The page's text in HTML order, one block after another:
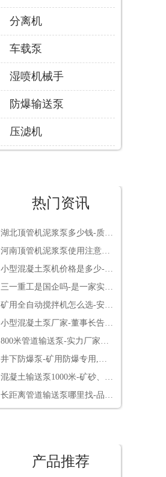
分离机
车载泵
湿喷机械手
防爆输送泵
压滤机
热门资讯
湖北顶管机泥浆泵多少钱-质量
决定价格[鲁科重工]
河南顶管机泥浆泵使用注意事
项-点击了解更多[鲁科重工]
小型混凝土泵机价格是多少-便
宜的同时还免费送配件[鲁科重
工]
三一重工是国企吗-是一家实在
的民营企业[三一重工]
矿用全自动搅拌机怎么选-安标
3.0电控系统更放心[耐立德]
小型混凝土泵厂家-董事长告诉
你如何借用网络营销包工程[鲁
科重工]
800米管道输送泵-实力厂家靠
谱[鲁科重工]
井下防爆泵-矿用防爆专用,整
机煤安认证[耐立德]
混凝土输送泵1000米-矿砂、煤
矸石高压输送[鲁科重工]
长距离管道输送泵哪里找-品牌
产品推荐